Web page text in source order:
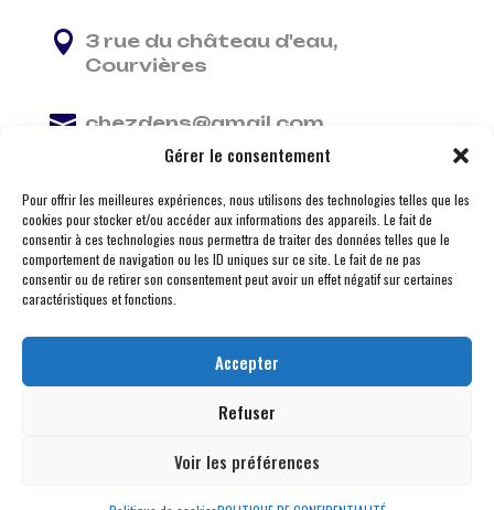
Gérer le consentement
Pour offrir les meilleures expériences, nous utilisons des technologies telles que les
cookies pour stocker et/ou accéder aux informations des appareils. Le fait de
consentir à ces technologies nous permettra de traiter des données telles que le
comportement de navigation ou les ID uniques sur ce site. Le fait de ne pas
consentir ou de retirer son consentement peut avoir un effet négatif sur certaines
caractéristiques et fonctions.
Accepter
Refuser
Voir les préférences
 3 rue du château d'eau,
Courvières
 chezdens@gmail.com
© 2026 M Development–Mentions légales